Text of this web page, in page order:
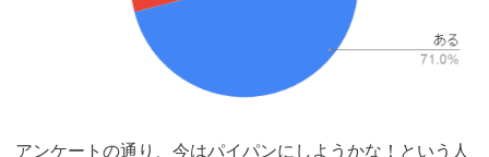
アンケートの通り、今はパイパンにしようかな！という人